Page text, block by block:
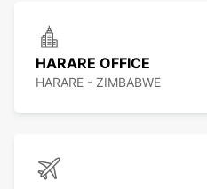
HARARE OFFICE
HARARE - ZIMBABWE